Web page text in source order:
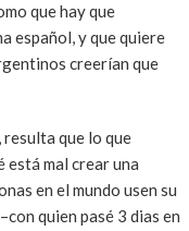
que hay que
español, y que quiere
creerían que
que lo que
está mal crear una
en el mundo usen su
quien pasé 3 dias en